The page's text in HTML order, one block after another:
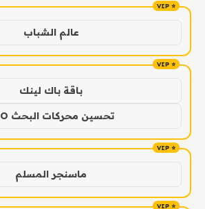
عالم الشباب
باقة باك لينك
تحسين محركات البحث SEO
ماسنجر المسلم